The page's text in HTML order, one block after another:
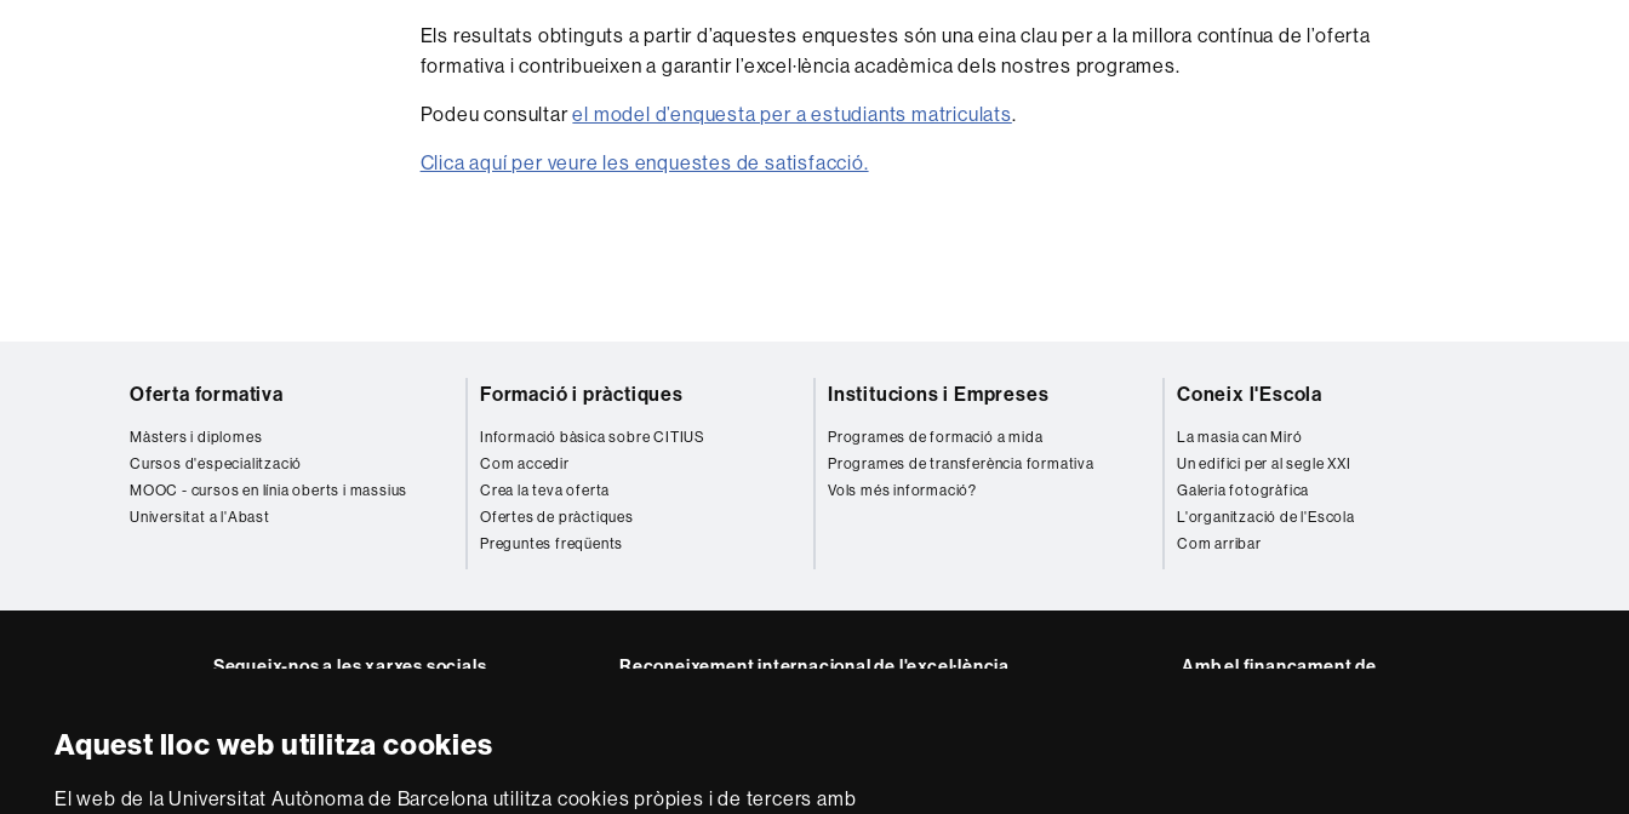
Aquest lloc web utilitza cookies
El web de la Universitat Autònoma de Barcelona utilitza cookies pròpies i de tercers amb
Els resultats obtinguts a partir d’aquestes enquestes són una eina clau per a la millora contínua de l’oferta
formativa i contribueixen a garantir l’excel·lència acadèmica dels nostres programes.
Podeu consultarel model d’enquesta per a estudiants matriculats.
Clica aquí per veure les enquestes de satisfacció.
Oferta formativa
Màsters i diplomes
Cursos d'especialització
MOOC - cursos en línia oberts i massius
Universitat a l'Abast
Formació i pràctiques
Informació bàsica sobre CITIUS
Com accedir
Crea la teva oferta
Ofertes de pràctiques
Preguntes freqüents
Institucions i Empreses
Programes de formació a mida
Programes de transferència formativa
Vols més informació?
Coneix l'Escola
La masia can Miró
Un edifici per al segle XXI
Galeria fotogràfica
L'organització de l'Escola
Com arribar
Segueix-nos a les xarxes socials Reconeixement internacional de l'excel·lència Amb el finançament de
Sobre